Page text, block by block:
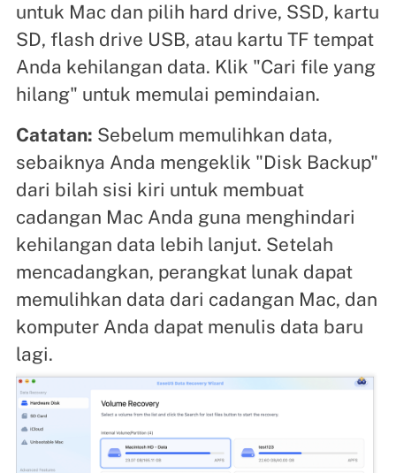
untuk Mac dan pilih hard drive, SSD, kartu
SD, flash drive USB, atau kartu TF tempat
Anda kehilangan data. Klik "Cari file yang
hilang" untuk memulai pemindaian.
Catatan: Sebelum memulihkan data,
sebaiknya Anda mengeklik "Disk Backup"
dari bilah sisi kiri untuk membuat
cadangan Mac Anda guna menghindari
kehilangan data lebih lanjut. Setelah
mencadangkan, perangkat lunak dapat
memulihkan data dari cadangan Mac, dan
komputer Anda dapat menulis data baru
lagi.